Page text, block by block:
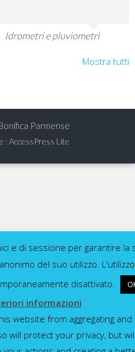
Idrometri e pluviometri
Mostra tutti
Parmense
:AccessPress Lite
e di sessione per garantire la
del suo utilizzo.
disattivato.
informazioni
website from aggregating and
will protect your privacy, but